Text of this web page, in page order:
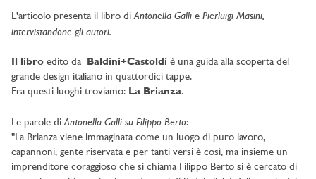
L'articolo presenta il libro diAntonella Galli e Pierluigi Masini,
intervistandone gli autori.
Il libro edito da Baldini+Castoldi è una guida alla scoperta del
grande design italiano in quattordici tappe.
Fra questi luoghi troviamo: La Brianza.
Le parole di Antonella Galli su Filippo Berto:
"La Brianza viene immaginata come un luogo di puro lavoro,
capannoni, gente riservata e per tanti versi è così, ma insieme un
imprenditore coraggioso che si chiama Filippo Berto si è cercato di